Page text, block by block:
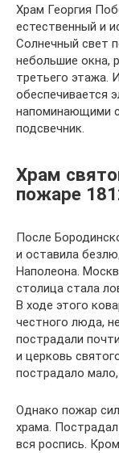
Храм Георгия
естественный и
Солнечный свет
небольшие окна,
третьего этажа.
обеспечивается
напоминающими
подсвечник.
Храм
пожаре
После
и оставила
Наполеона.
столица стала
В ходе этого
честного люда,
пострадали
и церковь
пострадало
Однако пожар
храма.
вся роспись.